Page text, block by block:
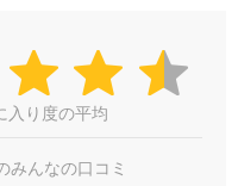
入り度の平均
みんなの口コミ